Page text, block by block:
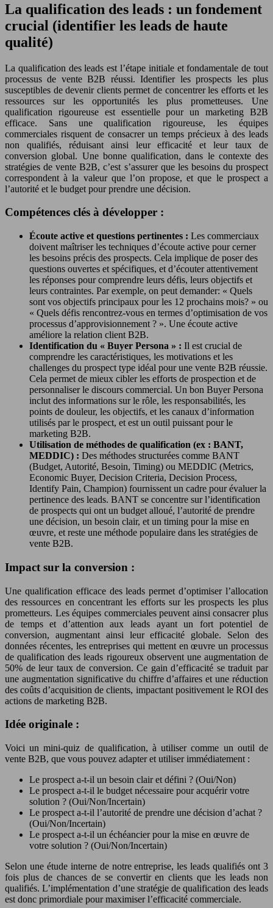
La qualification des leads : un fondement
crucial (identifier les leads de haute
qualité)
La qualification des leads est l’étape initiale et fondamentale de tout
processus de vente B2B réussi. Identifier les prospects les plus
susceptibles de devenir clients permet de concentrer les efforts et les
ressources sur les opportunités les plus prometteuses. Une
qualification rigoureuse est essentielle pour un marketing B2B
efficace. Sans une qualification rigoureuse, les équipes
commerciales risquent de consacrer un temps précieux à des leads
non qualifiés, réduisant ainsi leur efficacité et leur taux de
conversion global. Une bonne qualification, dans le contexte des
stratégies de vente B2B, c’est s’assurer que les besoins du prospect
correspondent à la valeur que l’on propose, et que le prospect a
l’autorité et le budget pour prendre une décision.
Compétences clés à développer :
Écoute active et questions pertinentes : Les commerciaux
doivent maîtriser les techniques d’écoute active pour cerner
les besoins précis des prospects. Cela implique de poser des
questions ouvertes et spécifiques, et d’écouter attentivement
les réponses pour comprendre leurs défis, leurs objectifs et
leurs contraintes. Par exemple, on peut demander: « Quels
sont vos objectifs principaux pour les 12 prochains mois? » ou
« Quels défis rencontrez-vous en termes d’optimisation de vos
processus d’approvisionnement ? ». Une écoute active
améliore la relation client B2B.
Identification du « Buyer Persona » : Il est crucial de
comprendre les caractéristiques, les motivations et les
challenges du prospect type idéal pour une vente B2B réussie.
Cela permet de mieux cibler les efforts de prospection et de
personnaliser le discours commercial. Un bon Buyer Persona
inclut des informations sur le rôle, les responsabilités, les
points de douleur, les objectifs, et les canaux d’information
utilisés par le prospect, et est un outil puissant pour le
marketing B2B.
Utilisation de méthodes de qualification (ex : BANT,
MEDDIC) : Des méthodes structurées comme BANT
(Budget, Autorité, Besoin, Timing) ou MEDDIC (Metrics,
Economic Buyer, Decision Criteria, Decision Process,
Identify Pain, Champion) fournissent un cadre pour évaluer la
pertinence des leads. BANT se concentre sur l’identification
de prospects qui ont un budget alloué, l’autorité de prendre
une décision, un besoin clair, et un timing pour la mise en
œuvre, et reste une méthode populaire dans les stratégies de
vente B2B.
Impact sur la conversion :
Une qualification efficace des leads permet d’optimiser l’allocation
des ressources en concentrant les efforts sur les prospects les plus
prometteurs. Les équipes commerciales peuvent ainsi consacrer plus
de temps et d’attention aux leads ayant un fort potentiel de
conversion, augmentant ainsi leur efficacité globale. Selon des
données récentes, les entreprises qui mettent en œuvre un processus
de qualification des leads rigoureux observent une augmentation de
50% de leur taux de conversion. Ce gain d’efficacité se traduit par
une augmentation significative du chiffre d’affaires et une réduction
des coûts d’acquisition de clients, impactant positivement le ROI des
actions de marketing B2B.
Idée originale :
Voici un mini-quiz de qualification, à utiliser comme un outil de
vente B2B, que vous pouvez adapter et utiliser immédiatement :
Le prospect a-t-il un besoin clair et défini ? (Oui/Non)
Le prospect a-t-il le budget nécessaire pour acquérir votre
solution ? (Oui/Non/Incertain)
Le prospect a-t-il l’autorité de prendre une décision d’achat ?
(Oui/Non/Incertain)
Le prospect a-t-il un échéancier pour la mise en œuvre de
votre solution ? (Oui/Non/Incertain)
Selon une étude interne de notre entreprise, les leads qualifiés ont 3
fois plus de chances de se convertir en clients que les leads non
qualifiés. L’implémentation d’une stratégie de qualification des leads
est donc primordiale pour maximiser l’efficacité commerciale.